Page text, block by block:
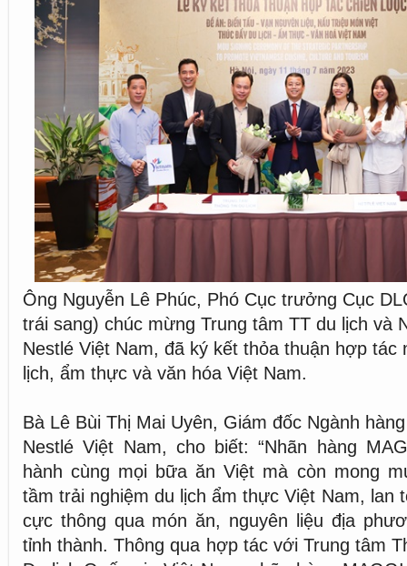
Ông Nguyễn Lê Phúc, Phó Cục trưởng Cục
trái sang) chúc mừng Trung tâm TT du lịch và
Nestlé Việt Nam, đã ký kết thỏa thuận hợp tác
lịch, ẩm thực và văn hóa Việt Nam.
Bà Lê Bùi Thị Mai Uyên, Giám đốc Ngành
Nestlé Việt Nam, cho biết: “Nhãn hàng
hành cùng mọi bữa ăn Việt mà còn mong
tầm trải nghiệm du lịch ẩm thực Việt Nam, lan
cực thông qua món ăn, nguyên liệu địa
tỉnh thành. Thông qua hợp tác với Trung tâm